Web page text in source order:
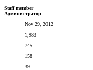
Staff member
Администратор
Nov 29, 2012
1,983
745
158
39